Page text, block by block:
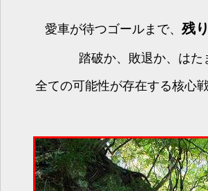
愛車が待つゴールまで、 残
踏破か、敗退か、はた
全ての可能性が存在する核心